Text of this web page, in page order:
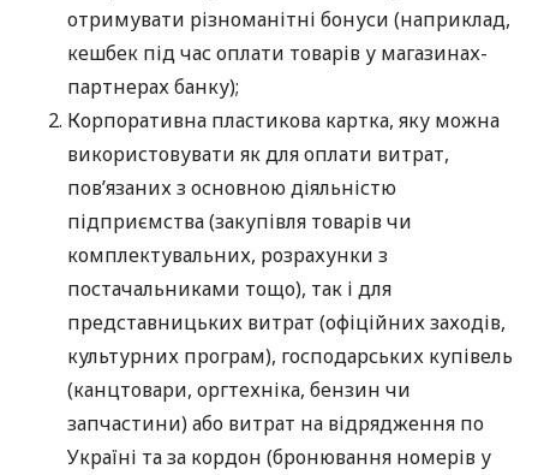
отримувати різноманітні бонуси (наприклад,
кешбек під час оплати товарів у магазинах-
партнерах банку);
Корпоративна пластикова картка, яку можна
використовувати як для оплати витрат,
пов’язаних з основною діяльністю
підприємства (закупівля товарів чи
комплектувальних, розрахунки з
постачальниками тощо), так і для
представницьких витрат (офіційних заходів,
культурних програм), господарських купівель
(канцтовари, оргтехніка, бензин чи
запчастини) або витрат на відрядження по
Україні та за кордон (бронювання номерів у